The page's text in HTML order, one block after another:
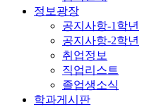
정보광장
공지사항-1학년
공지사항-2학년
취업정보
직업리스트
졸업생소식
학과게시판